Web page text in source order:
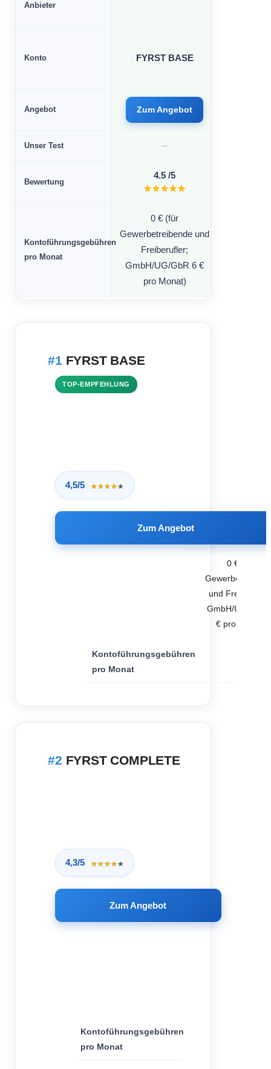
Anbieter
Konto FYRST BASE
Angebot Zum Angebot
Unser Test –
Bewertung
4.5 /5
★★★★★
Kontoführungsgebühren
pro Monat
0 € (für
Gewerbetreibende und
Freiberufler;
GmbH/UG/GbR 6 €
pro Monat)
FYRST BASE
TOP-EMPFEHLUNG
4,5/5 ★★★★★
★★★★★
Zum Angebot
Kontoführungsgebühren
pro Monat
0 € (für
und
GmbH/UG/GbR
€ pro Monat)
FYRST COMPLETE
4,3/5 ★★★★★
★★★★★
Zum Angebot
Kontoführungsgebühren
pro Monat